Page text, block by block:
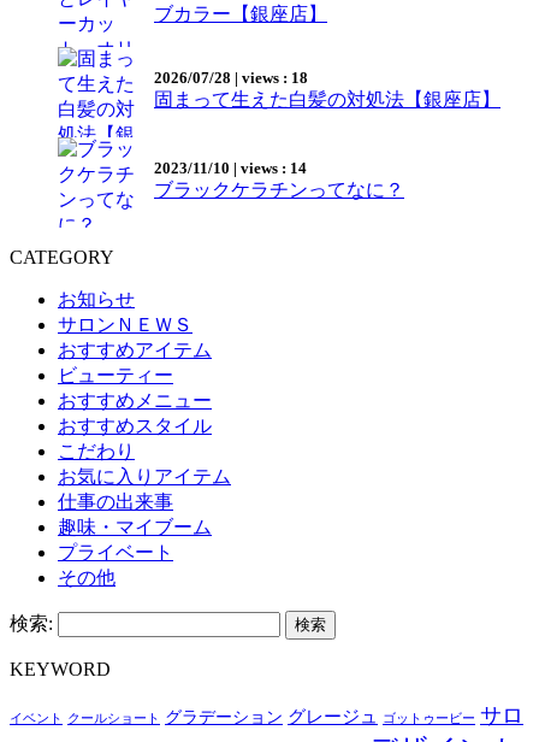
ブカラー【銀座店】
2026/07/28 | views : 18
固まって生えた白髪の対処法【銀座店】
2023/11/10 | views : 14
ブラックケラチンってなに？
CATEGORY
お知らせ
サロンＮＥＷＳ
おすすめアイテム
ビューティー
おすすめメニュー
おすすめスタイル
こだわり
お気に入りアイテム
仕事の出来事
趣味・マイブーム
プライベート
その他
検索:
KEYWORD
イベント クールショート グラデーション グレージュ ゴットゥービー サロ